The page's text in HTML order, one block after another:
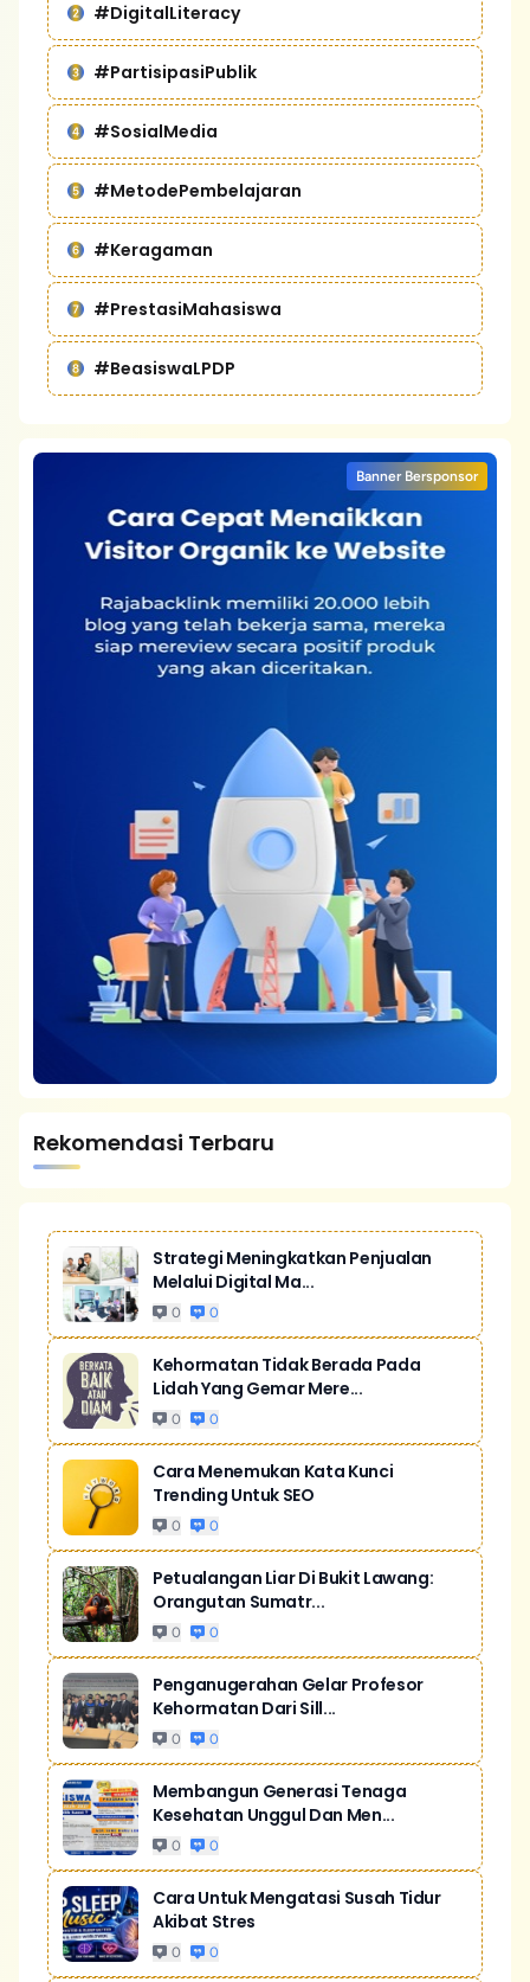
#DigitalLiteracy
#PartisipasiPublik
#SosialMedia
#MetodePembelajaran
#Keragaman
#PrestasiMahasiswa
#BeasiswaLPDP
Banner Bersponsor
Rekomendasi Terbaru
Strategi Meningkatkan Penjualan
Melalui Digital Ma...
0 0
Kehormatan Tidak Berada Pada
Lidah Yang Gemar Mere...
0 0
Cara Menemukan Kata Kunci
Trending Untuk SEO
0 0
Petualangan Liar Di Bukit Lawang:
Orangutan Sumatr...
0 0
Penganugerahan Gelar Profesor
Kehormatan Dari Sill...
0 0
Membangun Generasi Tenaga
Kesehatan Unggul Dan Men...
0 0
Cara Untuk Mengatasi Susah Tidur
Akibat Stres
0 0